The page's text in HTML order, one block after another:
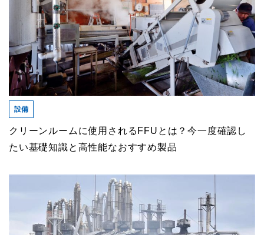
クリーンルームに使用されるFFUとは？今一度確認し
たい基礎知識と高性能なおすすめ製品
設備